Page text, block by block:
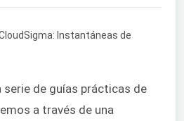
de guías prácticas de
a través de una